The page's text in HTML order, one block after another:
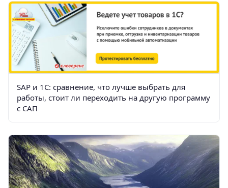
SAP и 1С: сравнение, что лучше выбрать для
работы, стоит ли переходить на другую программу
с САП